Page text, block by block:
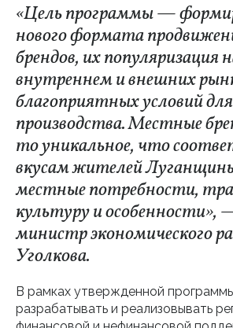
«Цель программы —
нового формата
брендов, их популяризация
внутреннем и внешних
благоприятных условий
производства. Местные
то уникальное, что
вкусам жителей
местные потребности,
культуру и особенности»,
министр экономического
Уголкова.
В рамках утвержденной
разрабатывать и реализовывать